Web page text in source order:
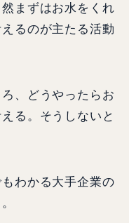
まずはお水をくれ
るのが主たる活動
、どうやったらお
る。そうしないと
わかる大手企業の